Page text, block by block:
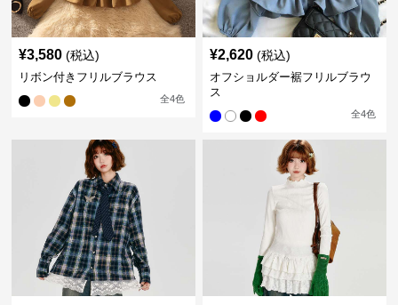
¥3,580 (税込)
リボン付きフリルブラウス
全4色
¥2,620 (税込)
オフショルダー裾フリルブラウ
ス
全4色